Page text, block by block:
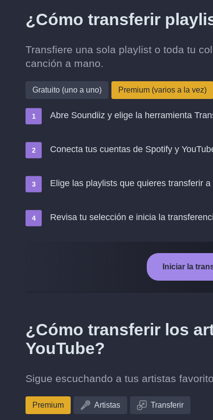
¿Cómo transferir
Transfiere una sola playlist o toda tu
canción a mano.
Gratuito (uno a uno) Premium (varios a la vez)
Abre Soundiiz y elige la herramienta
Conecta tus cuentas de Spotify y
Elige las playlists que quieres transferir a
Revisa tu selección e inicia la
Iniciar la
¿Cómo transferir los
YouTube?
Sigue escuchando a tus artistas
Premium Artistas Transferir